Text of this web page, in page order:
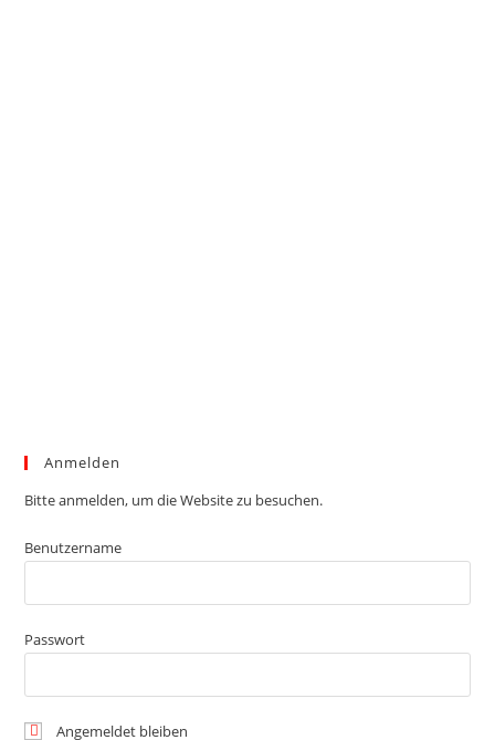
Anmelden
Bitte anmelden, um die Website zu besuchen.
Benutzername
Passwort
Angemeldet bleiben